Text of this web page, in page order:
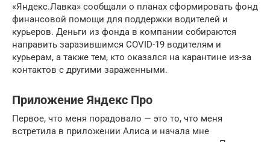
«Яндекс.Лавка» сообщали о планах сформировать фонд
финансовой помощи для поддержки водителей и
курьеров. Деньги из фонда в компании собираются
направить заразившимся COVID-19 водителям и
курьерам, а также тем, кто оказался на карантине из-за
контактов с другими зараженными.
Приложение Яндекс Про
Первое, что меня порадовало — это то, что меня
встретила в приложении Алиса и начала мне